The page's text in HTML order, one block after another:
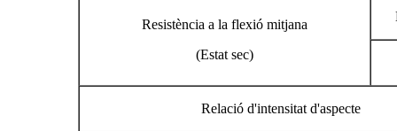
Resistència a la flexió mitjana
(Estat sec)
Relació d'intensitat d'aspecte